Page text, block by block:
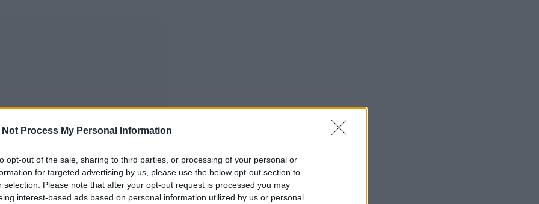
Not Process My Personal Information
opt-out of the sale, sharing to third parties, or processing of your personal or
for targeted advertising by us, please use the below opt-out section to
selection. Please note that after your opt-out request is processed you may
interest-based ads based on personal information utilized by us or personal